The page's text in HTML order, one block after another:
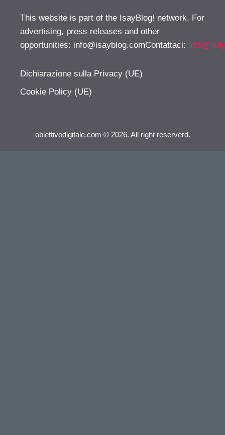
This website is part of the IsayBlog! network. For
advertising, press releases and other
opportunities: info@isayblog.comContattaci:
Dichiarazione sulla Privacy (UE)
Cookie Policy (UE)
obiettivodigitale.com © 2026. All right reserverd.